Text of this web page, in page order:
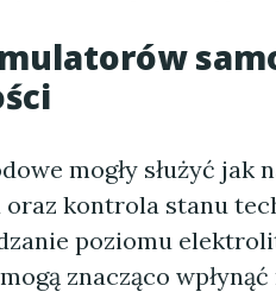
mogły służyć jak
kontrola stanu
poziomu
znacząco